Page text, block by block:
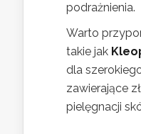
podrażnienia.
Warto
takie jak
dla
zawierające
pielęgnacji